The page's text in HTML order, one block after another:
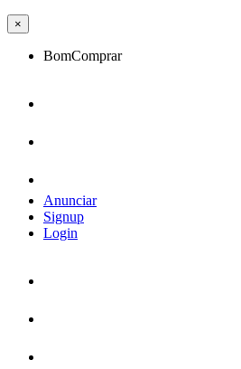
×
BomComprar
Anunciar
Signup
Login